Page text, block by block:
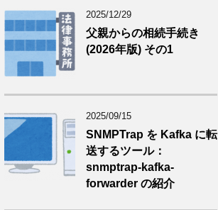
2025/12/29
父親からの相続手続き
(2026年版) その1
2025/09/15
SNMPTrap を Kafka に転
送するツール：
snmptrap-kafka-
forwarder の紹介